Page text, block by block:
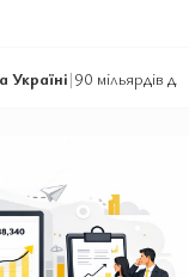
|90 мільярдів